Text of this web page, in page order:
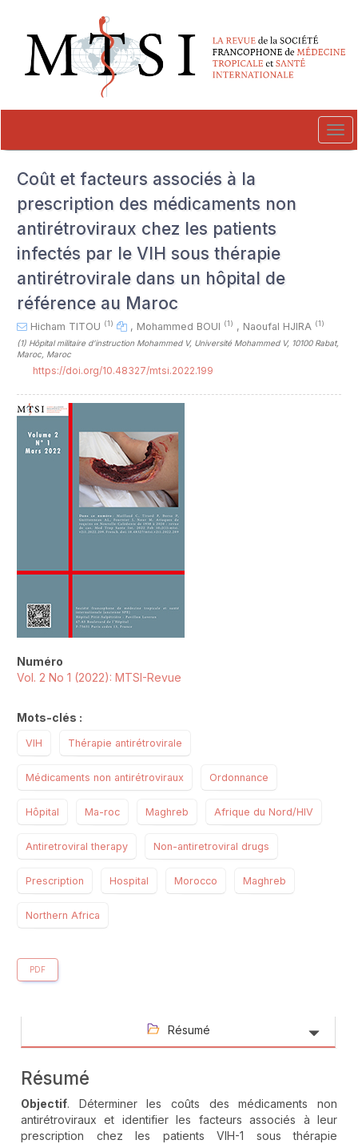
##plugins.themes.novelty.accessible_menu.main_navigation##
##plugins.themes.novelty.accessible_menu.main_content##
##plugins.themes.novelty.accessible_menu.sidebar##
Coût et facteurs associés à la
prescription des médicaments non
antirétroviraux chez les patients
infectés par le VIH sous thérapie
antirétrovirale dans un hôpital de
référence au Maroc
Hicham TITOU (1) , Mohammed BOUI (1) , Naoufal HJIRA (1)
(1) Hôpital militaire d’instruction Mohammed V, Université Mohammed V, 10100 Rabat,
Maroc, Maroc
https://doi.org/10.48327/mtsi.2022.199
Numéro
Vol. 2 No 1 (2022): MTSI-Revue
Mots-clés :
VIH Thérapie antirétrovirale
Médicaments non antirétroviraux Ordonnance
Hôpital Ma-roc Maghreb Afrique du Nord/HIV
Antiretroviral therapy Non-antiretroviral drugs
Prescription Hospital Morocco Maghreb
Northern Africa
PDF
Résumé
Résumé
Objectif. Déterminer les coûts des médicaments non
antirétroviraux et identifier les facteurs associés à leur
prescription chez les patients VIH-1 sous thérapie